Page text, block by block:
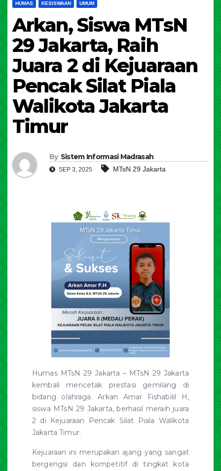
HUMAS KESISWAAN UMUM
Arkan, Siswa MTsN
29 Jakarta, Raih
Juara 2 di Kejuaraan
Pencak Silat Piala
Walikota Jakarta
Timur
By Sistem Informasi Madrasah
SEP 3, 2025 MTsN 29 Jakarta
Humas MTsN 29 Jakarta – MTsN 29 Jakarta
kembali mencetak prestasi gemilang di
bidang olahraga. Arkan Amar Fishabilil H,
siswa MTsN 29 Jakarta, berhasil meraih juara
2 di Kejuaraan Pencak Silat Piala Walikota
Jakarta Timur.
Kejuaraan ini merupakan ajang yang sangat
bergengsi dan kompetitif di tingkat kota